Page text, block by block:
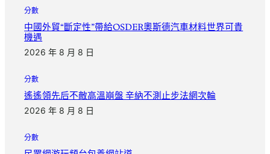
分數
中國外貿“斷定性”帶給OSDER奧斯德汽車材料世界可貴
機遇
2026 年 8 月 8 日
分數
遙遙領先后不敵高溫崩盤 辛納不測止步法網次輪
2026 年 8 月 8 日
分數